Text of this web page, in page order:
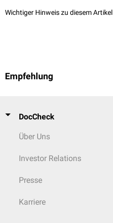
Wichtiger Hinweis zu diesem Artikel
Empfehlung
DocCheck
Über Uns
Investor Relations
Presse
Karriere